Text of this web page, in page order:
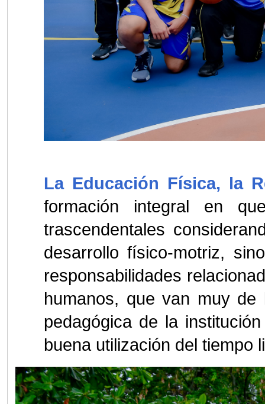
La Educación Física, la
formación integral en
trascendentales
desarrollo físico-motriz,
responsabilidades
humanos, que van muy
pedagógica de la
buena utilización del tiempo